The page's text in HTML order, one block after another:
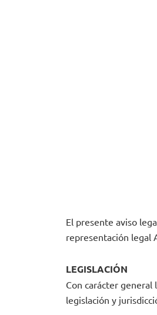
El presente aviso
representación legal
LEGISLACIÓN
Con carácter
legislación y